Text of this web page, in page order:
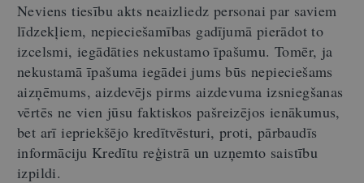
Neviens tiesību akts neaizliedz personai par saviem
līdzekļiem, nepieciešamības gadījumā pierādot to
izcelsmi, iegādāties nekustamo īpašumu. Tomēr, ja
nekustamā īpašuma iegādei jums būs nepieciešams
aizņēmums, aizdevējs pirms aizdevuma izsniegšanas
vērtēs ne vien jūsu faktiskos pašreizējos ienākumus,
bet arī iepriekšējo kredītvēsturi, proti, pārbaudīs
informāciju Kredītu reģistrā un uzņemto saistību
izpildi.